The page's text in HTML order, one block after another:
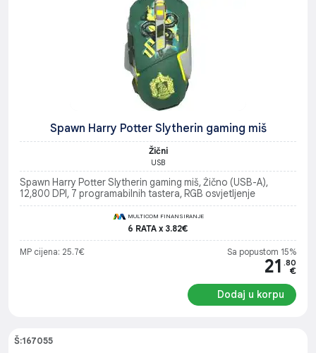
Spawn Harry Potter Slytherin gaming miš
Žični
USB
Spawn Harry Potter Slytherin gaming miš, Žično (USB-A),
12,800 DPI, 7 programabilnih tastera, RGB osvjetljenje
MULTICOM FINANSIRANJE
6 RATA x 3.82€
MP cijena: 25.7€ Sa popustom 15%
21 .80
€
Dodaj u korpu
Š:167055